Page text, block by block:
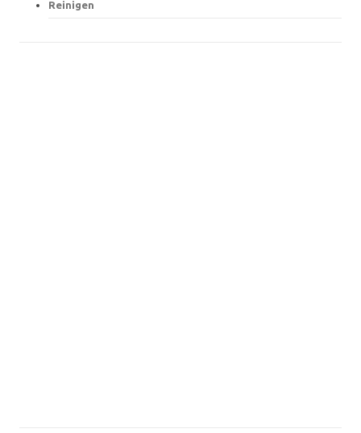
Reinigen